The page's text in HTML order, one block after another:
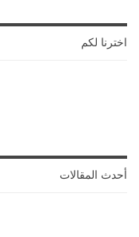
اخترنا لكم
أحدث المقالات